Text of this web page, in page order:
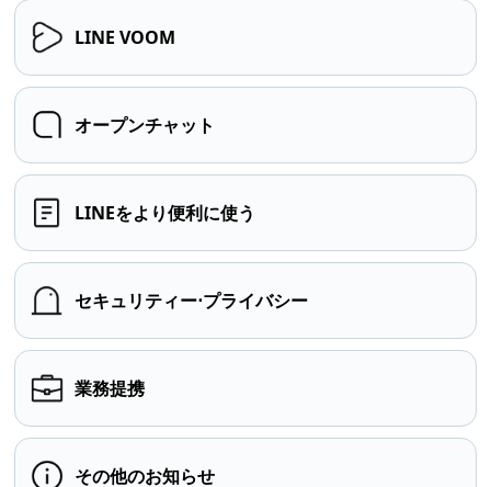
LINE VOOM
オープンチャット
LINEをより便利に使う
セキュリティー⋅プライバシー
業務提携
その他のお知らせ